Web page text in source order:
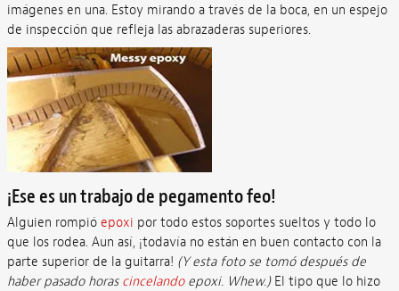
imágenes en una. Estoy mirando a través de la boca, en un espejo
de inspección que refleja las abrazaderas superiores.
¡Ese es un trabajo de pegamento feo!
Alguien rompió epoxi por todo estos soportes sueltos y todo lo
que los rodea. Aun así, ¡todavía no están en buen contacto con la
parte superior de la guitarra! (Y esta foto se tomó después de
haber pasado horas cincelandoepoxi. Whew.)El tipo que lo hizo